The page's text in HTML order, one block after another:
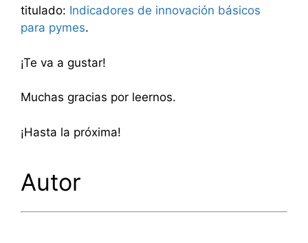
titulado: Indicadores de innovación básicos
para pymes.
¡Te va a gustar!
Muchas gracias por leernos.
¡Hasta la próxima!
Autor